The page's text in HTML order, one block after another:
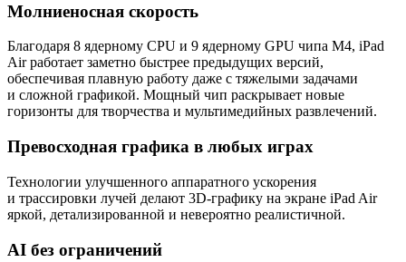
Молниеносная скорость
Благодаря 8 ядерному CPU и 9 ядерному GPU чипа M4, iPad
Air работает заметно быстрее предыдущих версий,
обеспечивая плавную работу даже с тяжелыми задачами
и сложной графикой. Мощный чип раскрывает новые
горизонты для творчества и мультимедийных развлечений.
Превосходная графика в любых играх
Технологии улучшенного аппаратного ускорения
и трассировки лучей делают 3D-графику на экране iPad Air
яркой, детализированной и невероятно реалистичной.
AI без ограничений